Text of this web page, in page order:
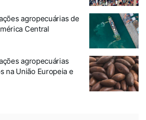
agropecuárias de
Central
agropecuárias
na União Europeia e